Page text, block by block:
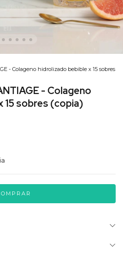
- Colageno hidrolizado bebible x 15 sobres
- Colageno
15 sobres (copia)